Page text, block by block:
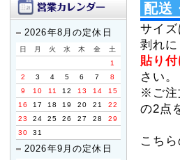
誠に勝手ながら、以下の期
間を休業とさせていただき
ます。
【休暇期間】
2026年8月8日(土) ～ 8
月16日(日)
【お盆期間前発送、最終注
文受付日】
2026年8月3日(月)
※お支払手続きも同日中に
お願い致します。
2026年8月の定休日
日 月 火 水 木 金
土
1
2
3 4 5 6 7
8
9
10 11 12 13 14
15
16
17 18 19 20 21
22
23
24 25 26 27 28
29
30
31
2026年9月の定休日
配送
サイ
剥れ
貼り
さい。
※ご注
の2点
こち